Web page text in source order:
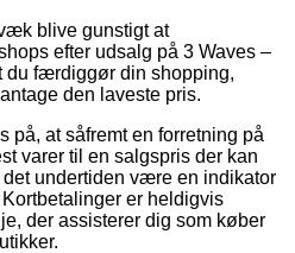
blive gunstigt at
efter udsalg på 3 Waves –
du færdiggør din shopping,
den laveste pris.
på, at såfremt en forretning på
varer til en salgspris der kan
undertiden være en indikator
er heldigvis
der assisterer dig som køber